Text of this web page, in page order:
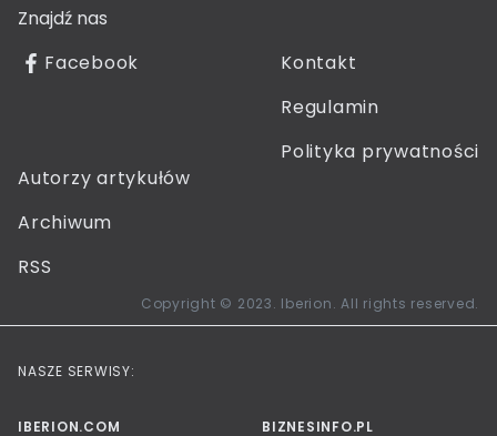
Znajdź nas
Facebook
Kontakt
Regulamin
Polityka prywatności
Autorzy artykułów
Archiwum
RSS
Copyright © 2023. Iberion. All rights reserved.
NASZE SERWISY:
IBERION.COM BIZNESINFO.PL